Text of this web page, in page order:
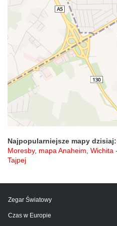
Najpopularniejsze mapy dzisiaj:
Moresby, mapa Anaheim, Wichita
Tajpej
Zegar Światowy
Czas w Europie